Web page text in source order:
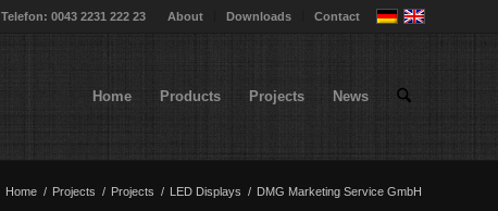
About Downloads Contact
Telefon: 0043 2231 222 23
Home Products Projects News
Home / Projects / Projects / LED Displays / DMG Marketing Service GmbH